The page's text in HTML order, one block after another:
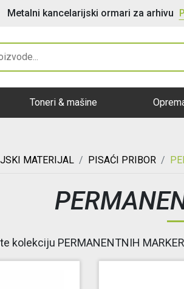
Bele
Toneri & mašine
MATERIJAL PISAĆI PRIBOR
kolekciju PERMANENTNIH